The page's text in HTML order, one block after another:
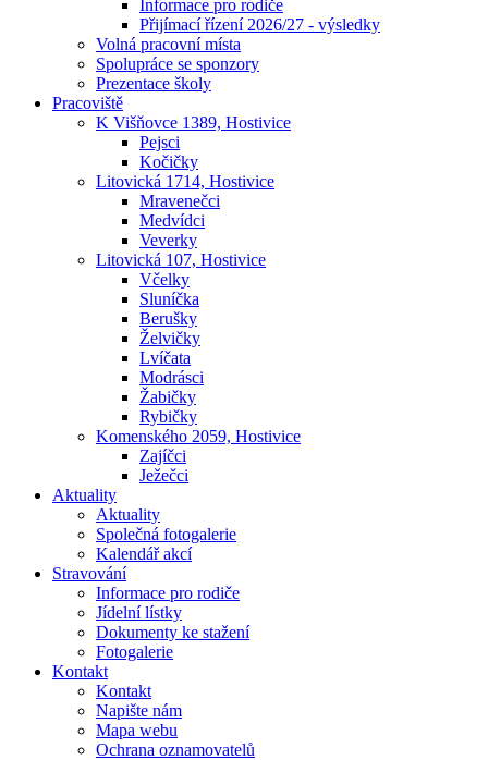
Informace pro rodiče
Přijímací řízení 2026/27 - výsledky
Volná pracovní místa
Spolupráce se sponzory
Prezentace školy
Pracoviště
K Višňovce 1389, Hostivice
Pejsci
Kočičky
Litovická 1714, Hostivice
Mravenečci
Medvídci
Veverky
Litovická 107, Hostivice
Včelky
Sluníčka
Berušky
Želvičky
Lvíčata
Modrásci
Žabičky
Rybičky
Komenského 2059, Hostivice
Zajíčci
Ježečci
Aktuality
Aktuality
Společná fotogalerie
Kalendář akcí
Stravování
Informace pro rodiče
Jídelní lístky
Dokumenty ke stažení
Fotogalerie
Kontakt
Kontakt
Napište nám
Mapa webu
Ochrana oznamovatelů